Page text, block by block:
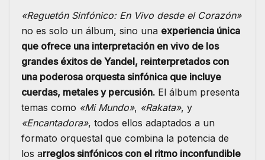
«Reguetón Sinfónico: En Vivo desde el Corazón»
no es solo un álbum, sino una experiencia única
que ofrece una interpretación en vivo de los
grandes éxitos de Yandel, reinterpretados con
una poderosa orquesta sinfónica que incluye
cuerdas, metales y percusión. El álbum presenta
temas como «Mi Mundo», «Rakata», y
«Encantadora», todos ellos adaptados a un
formato orquestal que combina la potencia de
los arreglos sinfónicos con el ritmo inconfundible